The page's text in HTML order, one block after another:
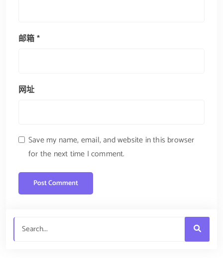
邮箱*
网址
Save my name, email, and website in this browser
for the next time I comment.